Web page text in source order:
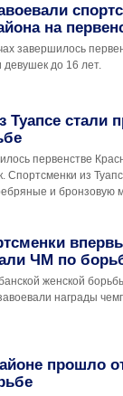
на
завершилось
девушек до 16 лет.
Туапсе стали
первенстве
Спортсменки из
и бронзовую
ЧМ по
женской
награды
прошло